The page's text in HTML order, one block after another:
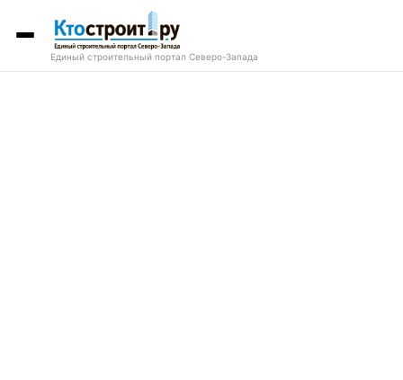
Единый строительный портал Северо-Запада